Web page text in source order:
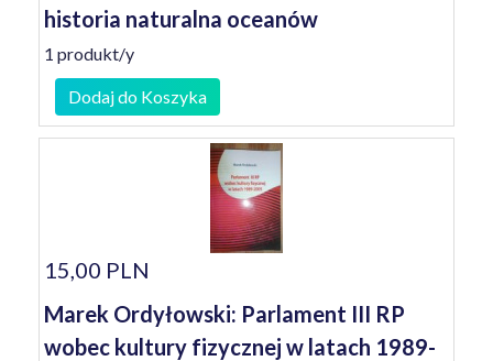
historia naturalna oceanów
1 produkt/y
Dodaj do Koszyka
15,00 PLN
Marek Ordyłowski: Parlament III RP
wobec kultury fizycznej w latach 1989-